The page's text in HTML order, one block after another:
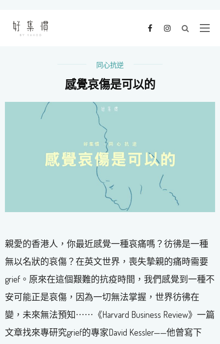
同心抗逆
感覺哀傷是可以的
親愛的香港人，你最近感覺一種哀痛嗎？彷彿是一種
無以名狀的哀傷？在英文世界，喪失摯親的痛時需要
grief。原來在這個艱難的抗疫時間，我們感覺到一種不
安可能正是哀傷，因為一切無法掌握，世界彷彿在
變，未來無法預知⋯⋯《Harvard Business Review》一篇
文章找來專研究grief的專家David Kessler——他曾寫下